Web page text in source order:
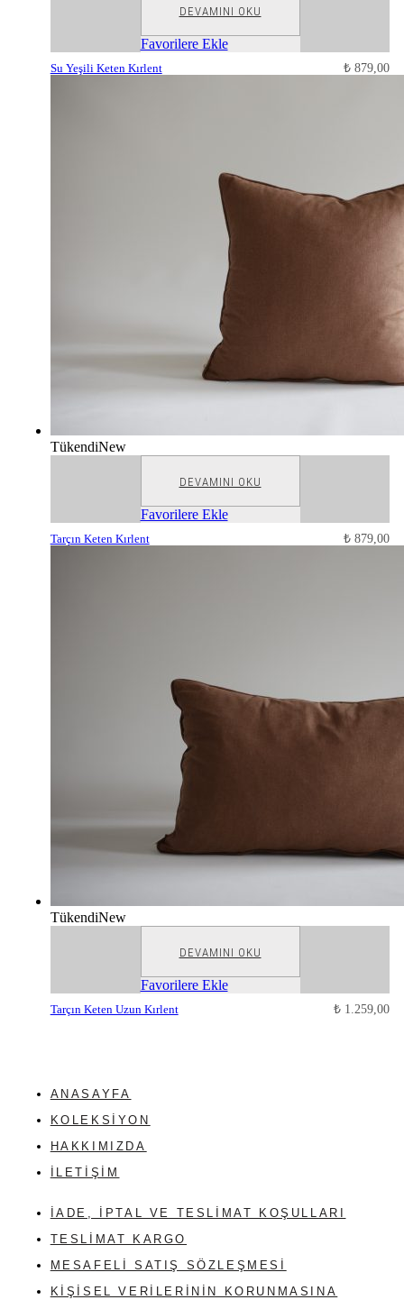
DEVAMINI OKU
Favorilere Ekle
Su Yeşili Keten Kırlent ₺ 879,00
TükendiNew
DEVAMINI OKU
Favorilere Ekle
Tarçın Keten Kırlent ₺ 879,00
TükendiNew
DEVAMINI OKU
Favorilere Ekle
Tarçın Keten Uzun Kırlent ₺ 1.259,00
ANASAYFA
KOLEKSIYON
HAKKIMIZDA
İLETIŞIM
İADE, İPTAL VE TESLIMAT KOŞULLARI
TESLIMAT KARGO
MESAFELI SATIŞ SÖZLEŞMESI
KIŞISEL VERILERININ KORUNMASINA